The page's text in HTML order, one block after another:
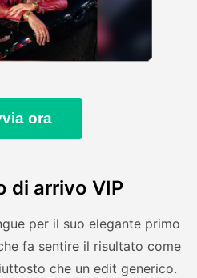
ora
di arrivo VIP
per il suo elegante primo
fa sentire il risultato come
che un edit generico.